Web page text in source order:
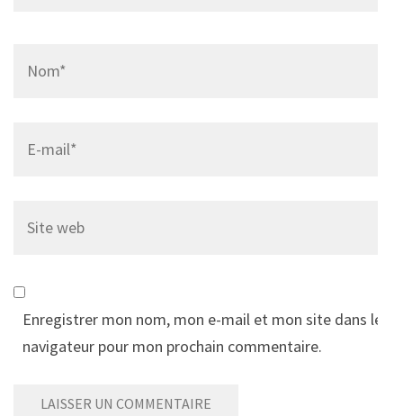
web
Enregistrer mon nom, mon e-mail et mon site dans le
navigateur pour mon prochain commentaire.